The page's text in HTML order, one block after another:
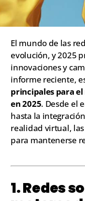
El mundo de las
evolución, y 2025
innovaciones y
informe reciente,
principales para
en 2025. Desde el
hasta la
realidad virtual,
para mantenerse
1. Redes